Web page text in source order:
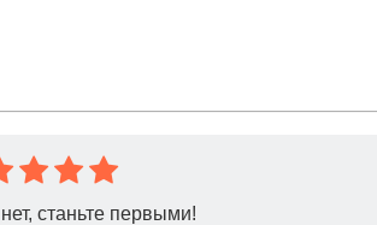
станьте первыми!